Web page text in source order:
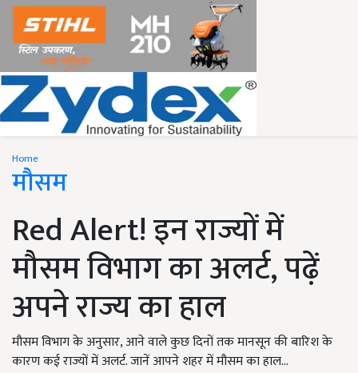
Home
मौसम
Red Alert! इन राज्यों में
मौसम विभाग का अलर्ट, पढ़ें
अपने राज्य का हाल
मौसम विभाग के अनुसार, आने वाले कुछ दिनों तक मानसून की बारिश के
कारण कई राज्यों में अलर्ट. जानें आपने शहर में मौसम का हाल...